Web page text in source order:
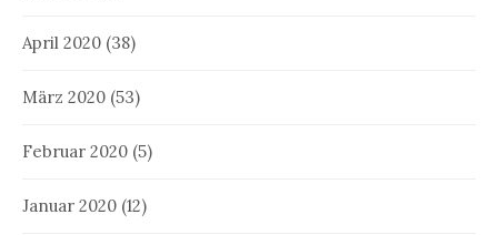
April 2020 (38)
März 2020 (53)
Februar 2020 (5)
Januar 2020 (12)